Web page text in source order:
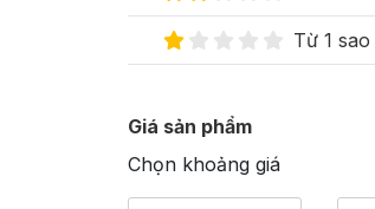
Từ 1 sao
Giá sản phẩm
Chọn khoảng giá